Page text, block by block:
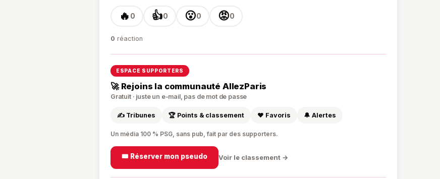
🔥 0 👍0 😮0 😡0
0 réaction
ESPACE SUPPORTERS
🚀 Rejoins la communauté AllezParis
Gratuit · juste un e-mail, pas de mot de passe
✍️ Tribunes 🏆 Points & classement ❤️ Favoris 🔔 Alertes
Un média 100 % PSG, sans pub, fait par des supporters.
🎟️ Réserver mon pseudo Voir le classement →